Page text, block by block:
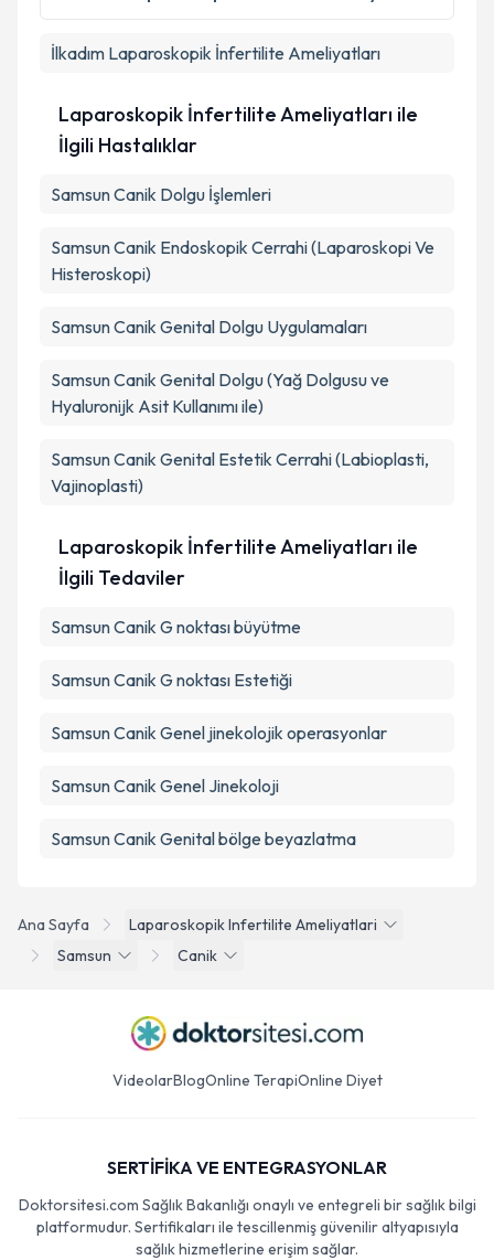
kapsamda işlenmesini kabul ediyorum.
Ana Sayfa
Laparoskopik Infertilite Ameliyatlari
Samsun
Canik
İlkadım Laparoskopik İnfertilite Ameliyatları
Laparoskopik İnfertilite Ameliyatları ile
İlgili Hastalıklar
Samsun Canik Dolgu İşlemleri
Samsun Canik Endoskopik Cerrahi (Laparoskopi Ve
Histeroskopi)
Samsun Canik Genital Dolgu Uygulamaları
Samsun Canik Genital Dolgu (Yağ Dolgusu ve
Hyaluronijk Asit Kullanımı ile)
Samsun Canik Genital Estetik Cerrahi (Labioplasti,
Vajinoplasti)
Laparoskopik İnfertilite Ameliyatları ile
İlgili Tedaviler
Samsun Canik G noktası büyütme
Samsun Canik G noktası Estetiği
Samsun Canik Genel jinekolojik operasyonlar
Samsun Canik Genel Jinekoloji
Samsun Canik Genital bölge beyazlatma
VideolarBlogOnline TerapiOnline Diyet
SERTİFİKA VE ENTEGRASYONLAR
Doktorsitesi.com Sağlık Bakanlığı onaylı ve entegreli bir sağlık bilgi
platformudur. Sertifikaları ile tescillenmiş güvenilir altyapısıyla
sağlık hizmetlerine erişim sağlar.